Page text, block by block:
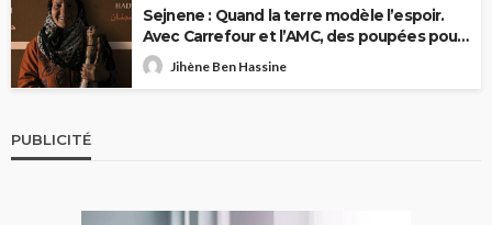
Sejnene : Quand la terre modèle l’espoir.
Avec Carrefour et l’AMC, des poupées pour
briser le tabou du cancer du sein
Jihène Ben Hassine
PUBLICITÉ